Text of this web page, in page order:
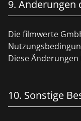
9. Änderungen
Die filmwerte
Diese
10. Sonstige